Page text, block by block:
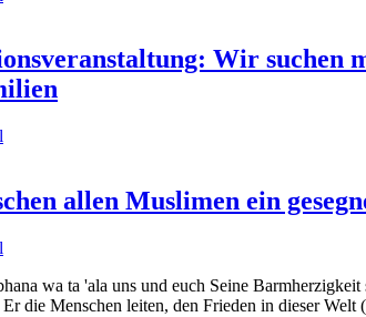
Wir suchen
allen Muslimen ein
wa ta 'ala uns und euch Seine
die Menschen leiten, den Frieden in dieser